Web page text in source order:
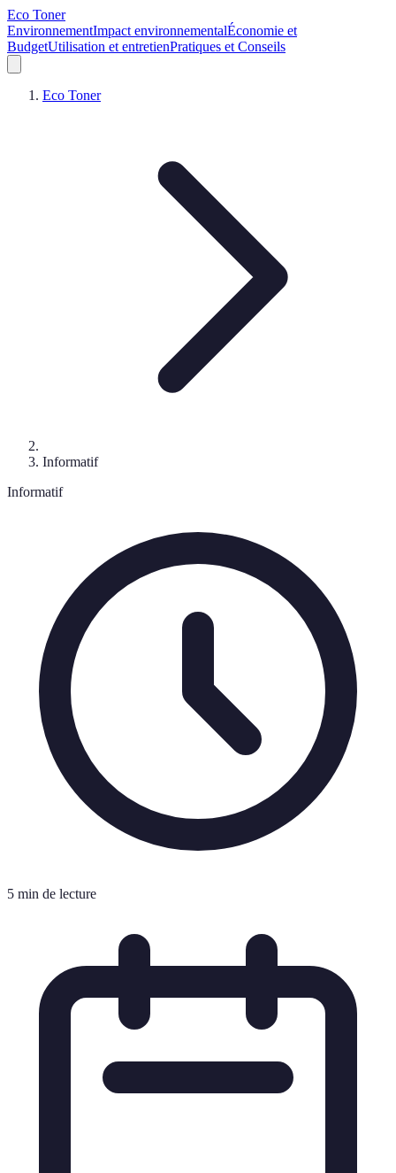
Eco Toner
EnvironnementImpact environnementalÉconomie et
BudgetUtilisation et entretienPratiques et Conseils
Eco Toner
Informatif
Informatif
5 min de lecture